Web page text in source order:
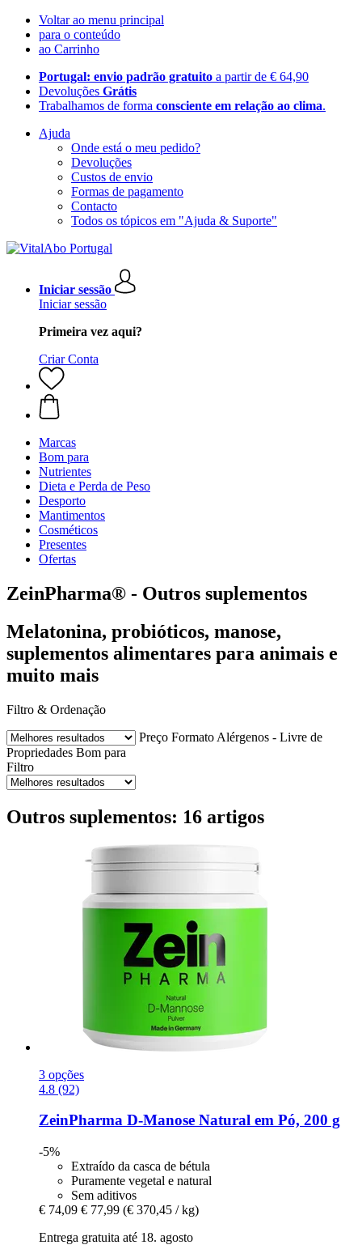
Voltar ao menu principal
para o conteúdo
ao Carrinho
Portugal: envio padrão gratuito a partir de € 64,90
Devoluções Grátis
Trabalhamos de forma consciente em relação ao clima.
Ajuda
Onde está o meu pedido?
Devoluções
Custos de envio
Formas de pagamento
Contacto
Todos os tópicos em "Ajuda & Suporte"
Iniciar sessão
Iniciar sessão
Primeira vez aqui?
Criar Conta
Marcas
Bom para
Nutrientes
Dieta e Perda de Peso
Desporto
Mantimentos
Cosméticos
Presentes
Ofertas
ZeinPharma® - Outros suplementos
Melatonina, probióticos, manose,
suplementos alimentares para animais e
muito mais
Filtro & Ordenação
Preço Formato Alérgenos - Livre de
Propriedades Bom para
Filtro
Outros suplementos: 16 artigos
3 opções
4.8 (92)
ZeinPharma D-​Manose Natural em Pó, 200 g
-5%
Extraído da casca de bétula
Puramente vegetal e natural
Sem aditivos
€ 74,09 € 77,99 (€ 370,45 / kg)
Entrega gratuita até 18. agosto